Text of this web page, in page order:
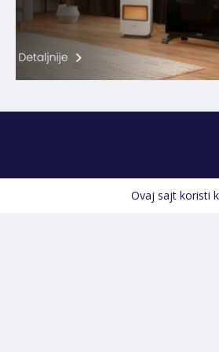
Ovaj sajt koristi